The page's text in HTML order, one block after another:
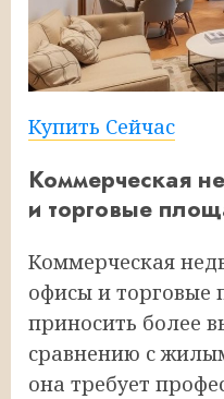
Купить Сейчас
Коммерческая
и торговые
Коммерческая
офисы и
приносить более
сравнению с
она требует